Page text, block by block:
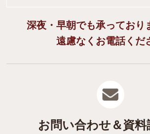
深夜・早朝でも承っており
遠慮なくお電話くだ
お問い合わせ＆資料